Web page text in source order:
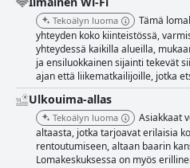
Whitesands Beach Resort & Spa,
kannattaa vierailla.
Tekoälyn luoma
Tämä
yhteyden koko kiinteistössä,
yhteydessä kaikilla alueilla,
ja ensiluokkainen sijainti tekevät
ajan että liikematkailijoille, jotka
Ulkouima-allas
Tekoälyn luoma
Asiakkaat
altaasta, jotka tarjoavat erilaisia
rentoutumiseen, altaan baarin
Lomakeskuksessa on myös